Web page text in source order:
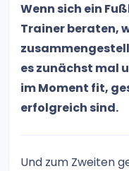
Wenn sich ein
Trainer beraten,
es zunächst mal
im Moment fit,
erfolgreich sind.
Und zum Zweiten